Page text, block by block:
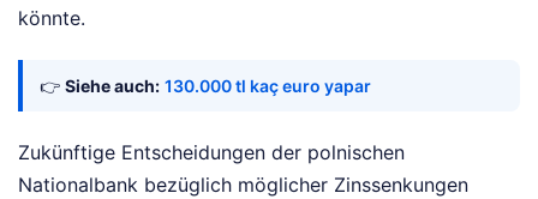
könnte.
👉 Siehe auch: 130.000 tl kaç euro yapar
Zukünftige Entscheidungen der polnischen
Nationalbank bezüglich möglicher Zinssenkungen